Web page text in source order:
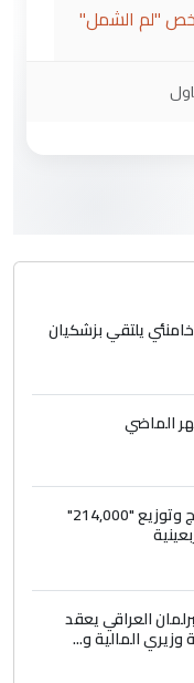
يخص "لم الشمل"
لانضمام
4
متزوج و
في
العراقيين في
على العراق
في العتبات
يلتقي بزشكيان
الماضي
العتبة الحسينية تعلن انتاج وتوزيع "214,000"
العراقي يعقد
المالية و...